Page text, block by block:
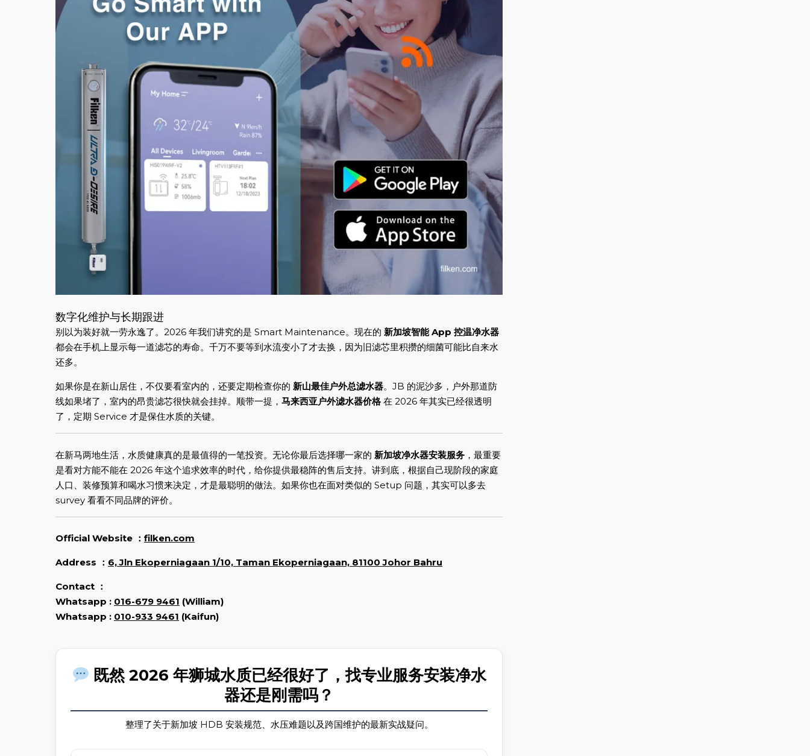
数字化维护与长期跟进
别以为装好就一劳永逸了。2026 年我们讲究的是 Smart Maintenance。现在的 新加坡智能 App 控温净水器
都会在手机上显示每一道滤芯的寿命。千万不要等到水流变小了才去换，因为旧滤芯里积攒的细菌可能比自来水
还多。
如果你是在新山居住，不仅要看室内的，还要定期检查你的 新山最佳户外总滤水器。JB 的泥沙多，户外那道防
线如果堵了，室内的昂贵滤芯很快就会挂掉。顺带一提， 马来西亚户外滤水器价格在 2026 年其实已经很透明
了，定期 Service 才是保住水质的关键。
在新马两地生活，水质健康真的是最值得的一笔投资。无论你最后选择哪一家的 新加坡净水器安装服务 ，最重要
是看对方能不能在 2026 年这个追求效率的时代，给你提供最稳阵的售后支持。讲到底，根据自己现阶段的家庭
人口、装修预算和喝水习惯来决定，才是最聪明的做法。如果你也在面对类似的 Setup 问题，其实可以多去
survey 看看不同品牌的评价。
Official Website ： filken.com
Address ： 6, Jln Ekoperniagaan 1/10, Taman Ekoperniagaan, 81100 Johor Bahru
Contact ：
Whatsapp : 016-679 9461 (William)
Whatsapp : 010-933 9461 (Kaifun)
既然 2026 年狮城水质已经很好了，找专业服务安装净水
器还是刚需吗？
整理了关于新加坡 HDB 安装规范、水压难题以及跨国维护的最新实战疑问。